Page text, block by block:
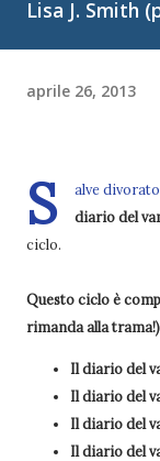
Lisa J. Smith
aprile 26, 2013
S alve
diario del
ciclo.
Questo ciclo è
rimanda alla
Il diario del
Il diario del
Il diario del
Il diario del